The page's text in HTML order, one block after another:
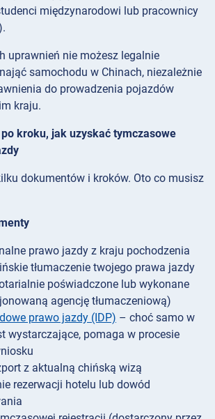
międzynarodowi lub pracownicy
uprawnień nie możesz legalnie
samochodu w Chinach, niezależnie
do prowadzenia pojazdów
kraju.
kroku, jak uzyskać tymczasowe
dokumentów i kroków. Oto co musisz
prawo jazdy z kraju pochodzenia
tłumaczenie twojego prawa jazdy
poświadczone lub wykonane
agencję tłumaczeniową)
prawo jazdy (IDP) – choć samo w
wystarczające, pomaga w procesie
z aktualną chińską wizą
rezerwacji hotelu lub dowód